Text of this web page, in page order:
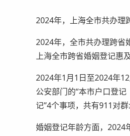
2024年，上海全市共办理
2024年，全市共办理跨省
上海全市跨省婚姻登记惠
2024年1月1日至2024年
公安部门的“本市户口登
记”4个事项，共有911对群
婚姻登记年龄方面，2024